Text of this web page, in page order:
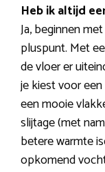
Heb ik altijd
Ja, beginnen
pluspunt. Met
de vloer er
je kiest voor
een mooie
slijtage (met
betere warmte
opkomend